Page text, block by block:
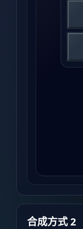
合成方式 2